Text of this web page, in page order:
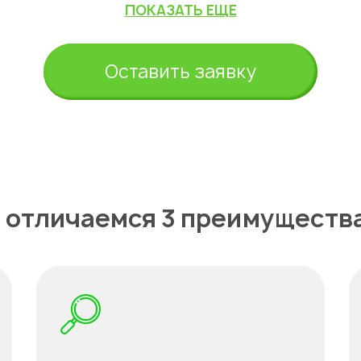
ПОКАЗАТЬ ЕЩЕ
Оставить заявку
3